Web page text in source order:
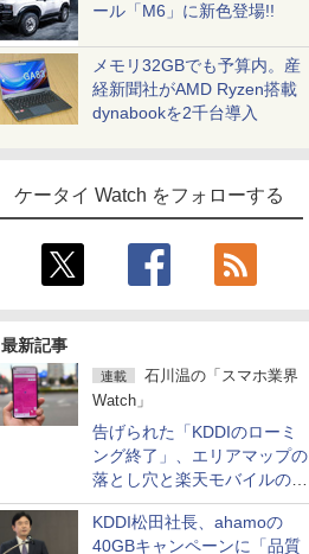
ール「M6」に新色登場!!
メモリ32GBでも予算内。産
経新聞社がAMD Ryzen搭載
dynabookを2千台導入
ケータイ Watch をフォローする
最新記事
連載
石川温の「スマホ業界
Watch」
告げられた「KDDIのローミ
ング終了」、エリアマップの
落とし穴と楽天モバイルの課
題
KDDI松田社長、ahamoの
40GBキャンペーンに「品質